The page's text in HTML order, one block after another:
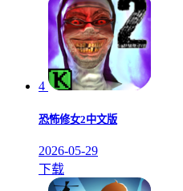
4
恐怖修女2中文版
2026-05-29
下载